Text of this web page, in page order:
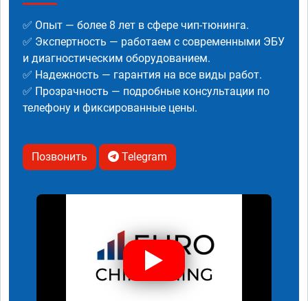
✅ Опыт — более 8 лет в сфере чип-тюнинга.
✅ Экспертность — работаем с современными ЭБУ
и диагностическим оборудованием.
✅ Надежность — гарантия на все виды работ.
✅ Прозрачность — подробные консультации по
телефону и фиксированные цены.
Позвонить Telegram